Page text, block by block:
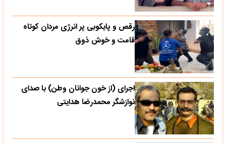
رقص و پایکوبی پر انرژی مردان کوتاه
قامت و خوش ذوق
اجرای (از خون جوانان وطن) با صدای
نوازشگر محمدرضا هدایتی